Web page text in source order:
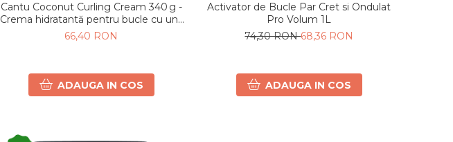
Cantu Coconut Curling Cream 340 g -
Crema hidratantă pentru bucle cu unt
de Shea & Cocos
66,40 RON
ADAUGA IN COS
Activator de Bucle Par Cret si Ondulat
Pro Volum 1L
74,30 RON68,36 RON
ADAUGA IN COS